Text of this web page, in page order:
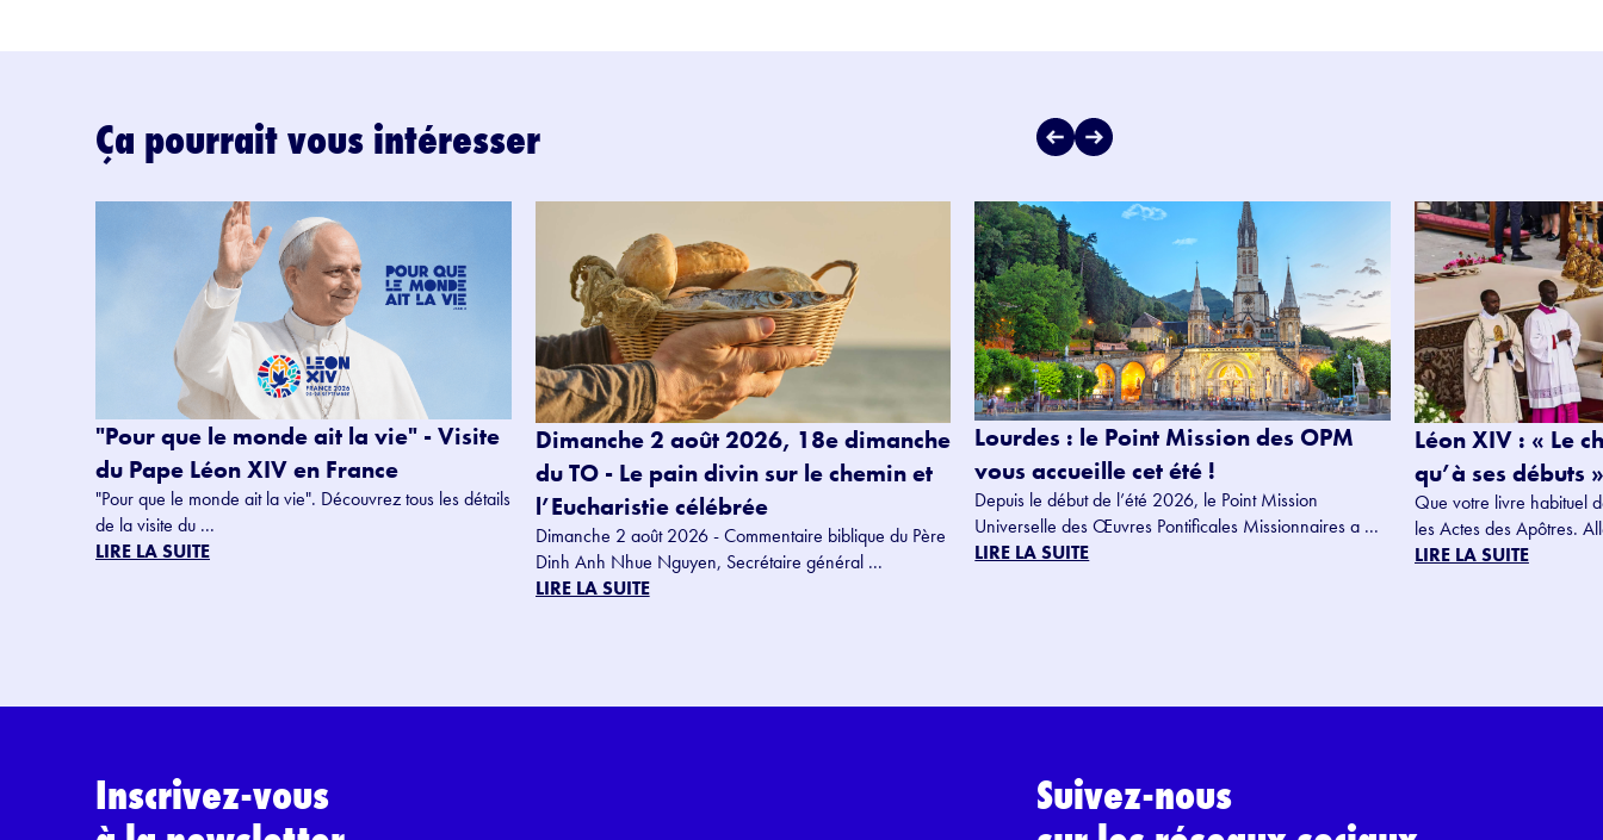
Ça pourrait vous intéresser
"Pour que le monde ait la vie" - Visite
du Pape Léon XIV en France
"Pour que le monde ait la vie". Découvrez tous les détails
de la visite du ...
LIRE LA SUITE
Dimanche 2 août 2026, 18e dimanche
du TO - Le pain divin sur le chemin et
l’Eucharistie célébrée
Dimanche 2 août 2026 - Commentaire biblique du Père
Dinh Anh Nhue Nguyen, Secrétaire général ...
LIRE LA SUITE
Lourdes : le Point Mission des OPM
vous accueille cet été !
Depuis le début de l’été 2026, le Point Mission
Universelle des Œuvres Pontificales Missionnaires a ...
LIRE LA SUITE
Léon XIV : « Le
qu’à ses débuts
Que votre livre habituel
les Actes des Apôtres.
LIRE LA SUITE
Inscrivez-vous
Suivez-nous